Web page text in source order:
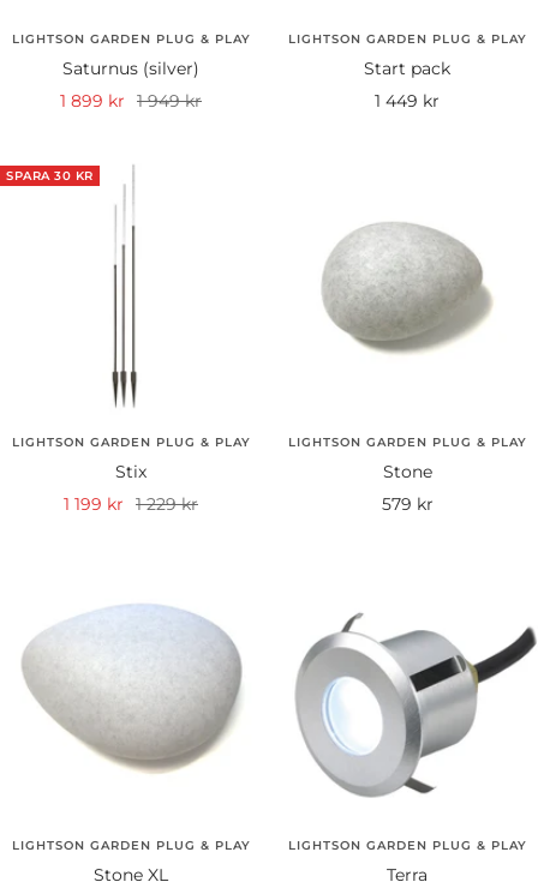
LIGHTSON GARDEN PLUG & PLAY
Saturnus (silver)
Rea-
1 899 kr Pris
1 949 kr
LIGHTSON GARDEN PLUG & PLAY
Start pack
Rea-
1 449 kr
SPARA 30 KR
LIGHTSON GARDEN PLUG & PLAY
Stix
Rea-
1 199 kr Pris
1 229 kr
LIGHTSON GARDEN PLUG & PLAY
Stone
Rea-
579 kr
LIGHTSON GARDEN PLUG & PLAY
Stone XL
LIGHTSON GARDEN PLUG & PLAY
Terra